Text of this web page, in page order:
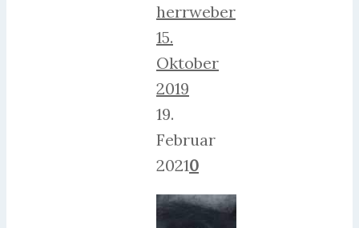
herrweber
15.
Oktober
2019
19.
Februar
20210